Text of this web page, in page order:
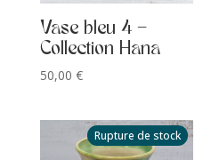
Vase bleu 4 –
Collection Hana
50,00 €
Rupture de stock